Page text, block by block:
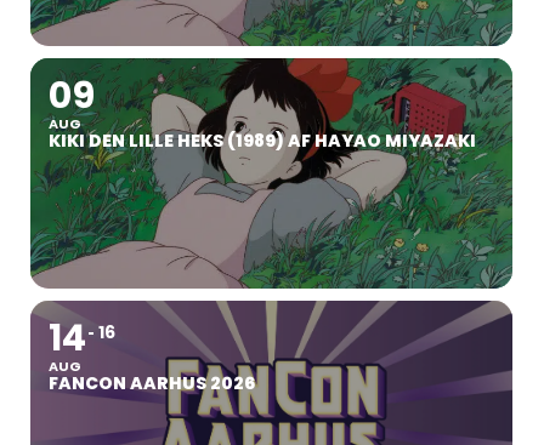
09
AUG
KIKI DEN LILLE HEKS (1989) AF HAYAO MIYAZAKI
14
AUG
16
FANCON AARHUS 2026